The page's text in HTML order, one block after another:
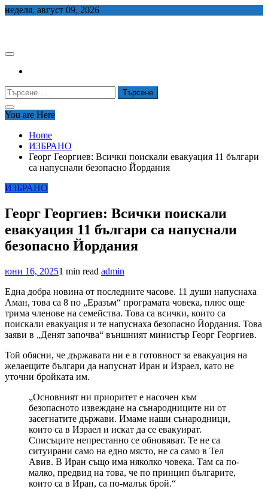
Skip
неделя, август 09, 2026
Търсене
за:
You are Here
Home
ИЗБРАНО
Георг Георгиев: Всички поискали евакуация 11 българи
са напуснали безопасно Йордания
ИЗБРАНО
Георг Георгиев: Всички поискали
евакуация 11 българи са напуснали
безопасно Йордания
юни 16, 20251 min read admin
Една добра новина от последните часове. 11 души напуснаха
Аман, това са 8 по „Еразъм“ програмата човека, плюс още
трима членове на семейства. Това са всички, които са
поискали евакуация и те напуснаха безопасно Йордания. Това
заяви в „Денят започва“ външният министър Георг Георгиев.
Той обясни, че държавата ни е в готовност за евакуация на
желаещите българи да напуснат Иран и Израел, като не
уточни бройката им.
„Основният ни приоритет е насочен към
безопасното извеждане на сънародниците ни от
засегнатите държави. Имаме наши сънародници,
които са в Израел и искат да се евакуират.
Списъците непрестанно се обновяват. Те не са
ситуирани само на едно място, не са само в Тел
Авив. В Иран също има няколко човека. Там са по-
малко, предвид на това, че по принцип българите,
които са в Иран, са по-малък брой.“